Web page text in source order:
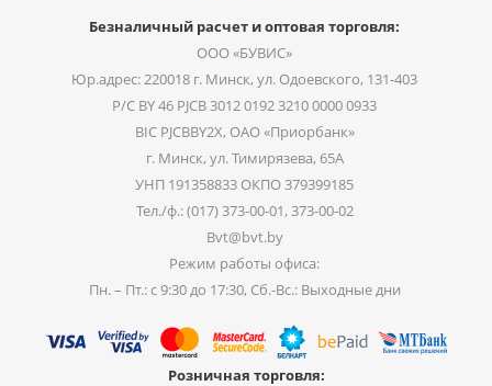
Безналичный расчет и оптовая торговля:
ООО «БУВИС»
Юр.адрес: 220018 г. Минск, ул. Одоевского, 131-403
Р/С BY 46 PJCB 3012 0192 3210 0000 0933
BIC PJCBBY2X, ОАО «Приорбанк»
г. Минск, ул. Тимирязева, 65А
УНП 191358833 ОКПО 379399185
Тел./ф.: (017) 373-00-01, 373-00-02
Bvt@bvt.by
Режим работы офиса:
Пн. – Пт.: с 9:30 до 17:30, Сб.-Вс.: Выходные дни
Розничная торговля: